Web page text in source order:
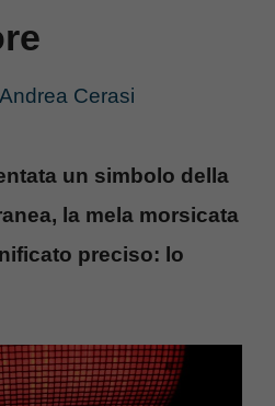
Andrea Cerasi
un simbolo della
la mela morsicata
preciso: lo